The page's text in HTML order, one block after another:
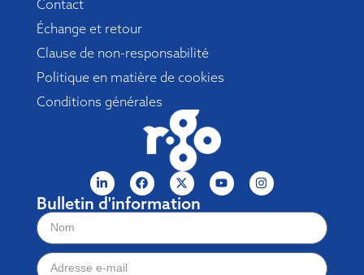
Contact
Échange et retour
Clause de non-responsabilité
Politique en matière de cookies
Conditions générales
Bulletin d'information